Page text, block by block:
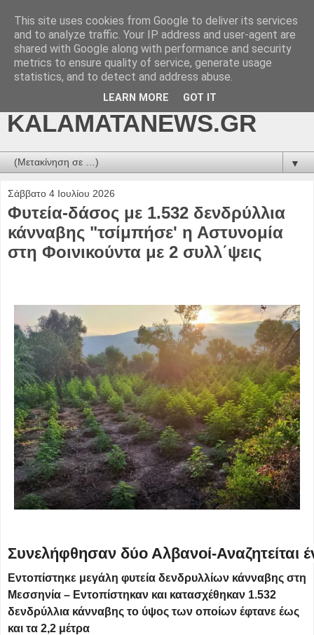
kalamatanews.gr -
ΜΕΣΣΗΝΙΑΚΑ ΝΕΑ
ONLINE-
KALAMATANEWS.GR
▼
Σάββατο 4 Ιουλίου 2026
Φυτεία-δάσος με 1.532 δενδρύλλια
κάνναβης "τσίμπήσε' η Αστυνομία
στη Φοινικούντα με 2 συλλ΄ψεις
Συνελήφθησαν δύο Αλβανοί-Αναζητείται
Εντοπίστηκε μεγάλη φυτεία δενδρυλλίων κάνναβης στη
Μεσσηνία – Εντοπίστηκαν και κατασχέθηκαν 1.532
δενδρύλλια κάνναβης το ύψος των οποίων έφτανε έως
και τα 2,2 μέτρα
This site uses cookies from Google to deliver its services
and to analyze traffic. Your IP address and user-agent are
shared with Google along with performance and security
metrics to ensure quality of service, generate usage
statistics, and to detect and address abuse.
LEARN MORE GOT IT